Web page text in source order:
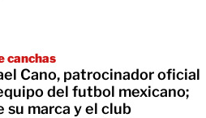
canchas
Cano, patrocinador oficial
del futbol mexicano;
su marca y el club